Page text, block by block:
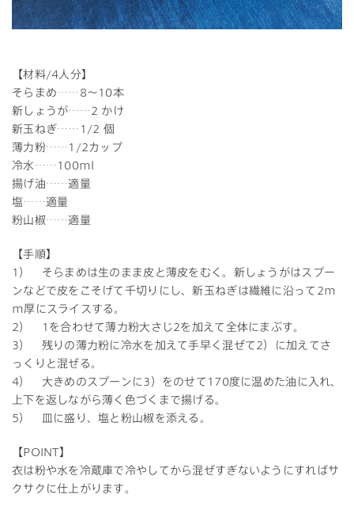
【材料/4人分】
そらまめ……8～10本
新しょうが……2 かけ
新玉ねぎ……1/2 個
薄力粉……1/2カップ
冷水……100ml
揚げ油……適量
塩……適量
粉山椒……適量
【手順】
1） そらまめは生のまま皮と薄皮をむく。新しょうがはスプー
ンなどで皮をこそげて千切りにし、新玉ねぎは繊維に沿って2m
m厚にスライスする。
2） 1を合わせて薄力粉大さじ2を加えて全体にまぶす。
3） 残りの薄力粉に冷水を加えて手早く混ぜて2）に加えてさ
っくりと混ぜる。
4） 大きめのスプーンに3）をのせて170度に温めた油に入れ、
上下を返しながら薄く色づくまで揚げる。
5） 皿に盛り、塩と粉山椒を添える。
【POINT】
衣は粉や水を冷蔵庫で冷やしてから混ぜすぎないようにすればサ
クサクに仕上がります。